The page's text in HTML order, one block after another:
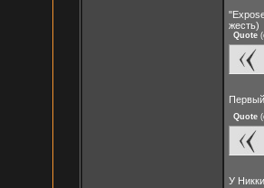
жесть)
Quote (
Quote (
У